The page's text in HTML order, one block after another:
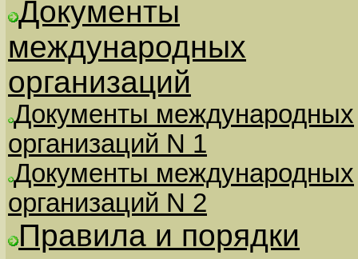
Документы
международных
организаций
Документы международных
организаций N 1
Документы международных
организаций N 2
Правила и порядки